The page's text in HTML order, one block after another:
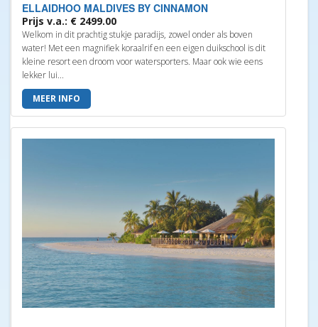
ELLAIDHOO MALDIVES BY CINNAMON
Prijs v.a.: € 2499.00
Welkom in dit prachtig stukje paradijs, zowel onder als boven
water! Met een magnifiek koraalrif en een eigen duikschool is dit
kleine resort een droom voor watersporters. Maar ook wie eens
lekker lui...
MEER INFO